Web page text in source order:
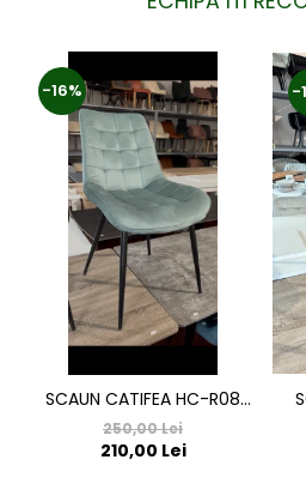
-16%
SCAUN CATIFEA HC-R08
VERDE DESCHIS
250,00 Lei
210,00 Lei
-